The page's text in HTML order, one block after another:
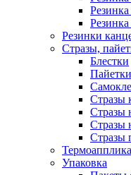
Резинки
Стразы,
Блестки
Стразы
Стразы
Стразы
Стразы
Упаковка